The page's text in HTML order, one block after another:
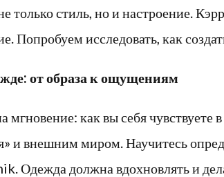
только стиль, но и настроение.
Попробуем исследовать, как
от образа к ощущениям
мгновение: как вы себя
и внешним миром. Научитесь
Одежда должна вдохновлять и